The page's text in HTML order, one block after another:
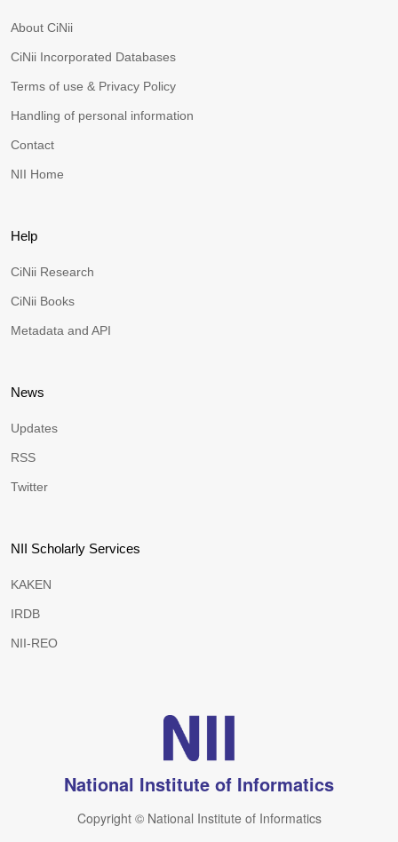
About CiNii
CiNii Incorporated Databases
Terms of use & Privacy Policy
Handling of personal information
Contact
NII Home
Help
CiNii Research
CiNii Books
Metadata and API
News
Updates
RSS
Twitter
NII Scholarly Services
KAKEN
IRDB
NII-REO
National Institute of Informatics
Copyright © National Institute of Informatics